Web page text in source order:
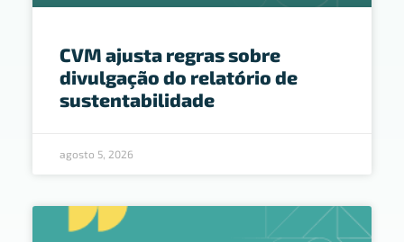
CVM ajusta regras sobre
divulgação do relatório de
sustentabilidade
agosto 5, 2026